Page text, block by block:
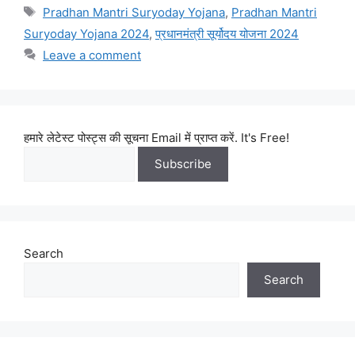
Tags
Pradhan Mantri Suryoday Yojana, Pradhan Mantri
Suryoday Yojana 2024,प्रधानमंत्री सूर्योदय योजना 2024
Leave a comment
हमारे लेटेस्ट पोस्ट्स की सूचना Email में प्राप्त करें. It's Free!
Search
Search